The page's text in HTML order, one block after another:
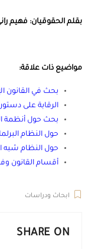
بقلم الحقوقيان: فهيم
مواضيع ذات علاقة:
بحث في القانون
الرقابة على
بحث حول أنظمة
حول النظام
حول النظام شبه
أقسام القانون
ابحاث ودراسات
SHARE ON